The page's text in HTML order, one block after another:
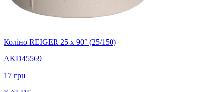
Коліно REIGER 25 х 90° (25/150)
AKD45569
17 грн